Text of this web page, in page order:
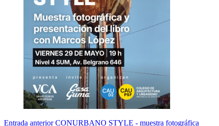
Entrada anteriorCONURBANO STYLE - muestra fotográfica